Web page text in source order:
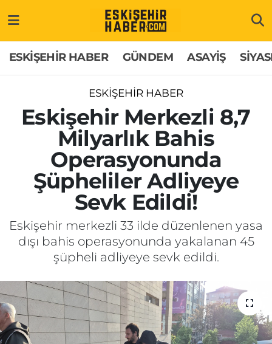
ESKİŞEHİR HABER GÜNDEM ASAYİŞ
ESKİŞEHİR HABER
Eskişehir Merkezli 8,7
Milyarlık Bahis
Operasyonunda
Şüpheliler Adliyeye
Sevk Edildi!
Eskişehir merkezli 33 ilde düzenlenen yasa
dışı bahis operasyonunda yakalanan 45
şüpheli adliyeye sevk edildi.
GÜNDEM
ASAYİŞ
SİYASET
EKONOMİ
SAĞLIK
EĞİTİM
SPOR
MAGAZİN
ESKİŞEHİRSPOR
Hakkımızda
İletişim
Künye
Odunpazarı Trafik Yoğunluk Haritası
Süper Lig Puan Durumu ve Fikstür
Tüm Manşetler
Son Dakika Haberleri
Haber Arşivi